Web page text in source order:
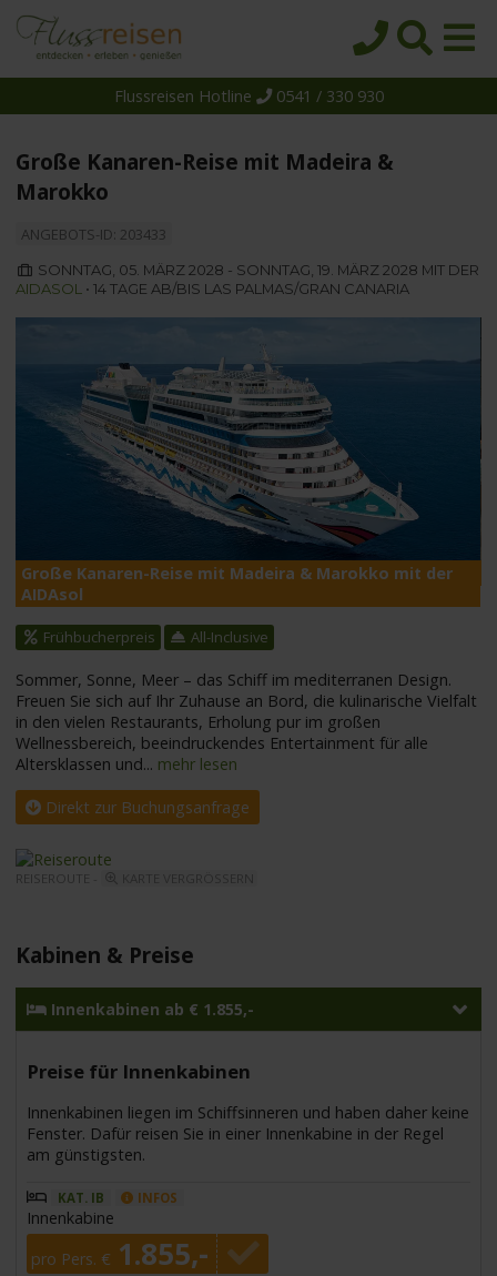
Reiseziele
Reedereien
Suche
Flussreisen Hotline 0541 / 330 930
Große Kanaren-Reise mit Madeira &
Marokko
ANGEBOTS-ID: 203433
SONNTAG, 05. MÄRZ 2028 - SONNTAG, 19. MÄRZ 2028 MIT DER
AIDASOL • 14 TAGE AB/BIS LAS PALMAS/GRAN CANARIA
Große Kanaren-Reise mit Madeira & Marokko mit der
AIDAsol
Frühbucherpreis All-Inclusive
Sommer, Sonne, Meer – das Schiff im mediterranen Design.
Freuen Sie sich auf Ihr Zuhause an Bord, die kulinarische Vielfalt
in den vielen Restaurants, Erholung pur im großen
Wellnessbereich, beeindruckendes Entertainment für alle
Altersklassen und... mehr lesen
Direkt zur Buchungsanfrage
REISEROUTE -
Kabinen & Preise
Innenkabinen ab € 1.855,-
Preise für Innenkabinen
Innenkabinen liegen im Schiffsinneren und haben daher keine
Fenster. Dafür reisen Sie in einer Innenkabine in der Regel
am günstigsten.
KAT. IB INFOS
Innenkabine
pro Pers. € 1.855,-